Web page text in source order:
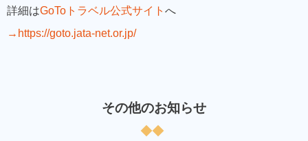
詳細はGoToトラベル公式サイト へ
→https://goto.jata-net.or.jp/
その他のお知らせ